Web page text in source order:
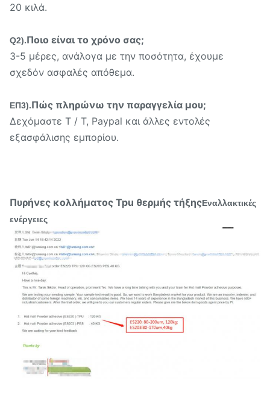
20 κιλά.
Q2).Ποιο είναι το χρόνο σας;
3-5 μέρες, ανάλογα με την ποσότητα, έχουμε
σχεδόν ασφαλές απόθεμα.
ΕΠ3).Πώς πληρώνω την παραγγελία μου;
Δεχόμαστε T / T, Paypal και άλλες εντολές
εξασφάλισης εμπορίου.
Πυρήνες κολλήματος Tpu θερμής τήξηςΕναλλακτικές
ενέργειες